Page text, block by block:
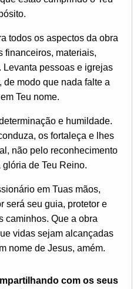
todos os aspectos da obra
financeiros, materiais,
pessoas e igrejas
de modo que nada falte a
Teu nome.
e humildade.
os fortaleça e lhes
não pelo reconhecimento
de Teu Reino.
em Tuas mãos,
será seu guia, protetor e
caminhos. Que a obra
vidas sejam alcançadas
nome de Jesus, amém.
com os seus